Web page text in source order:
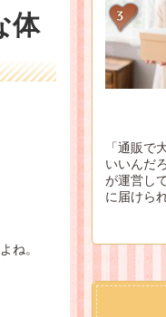
体
ね。
「通販で
いいんだ
が運営し
に届けら